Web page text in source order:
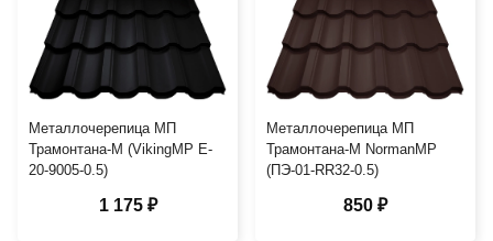
Металлочерепица МП
Трамонтана-M (VikingMP E-
20-9005-0.5)
1 175 ₽
Металлочерепица МП
Трамонтана-M NormanMP
(ПЭ-01-RR32-0.5)
850 ₽